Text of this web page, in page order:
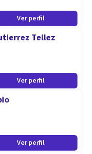
Ver perfil
Tellez
Ver perfil
Ver perfil